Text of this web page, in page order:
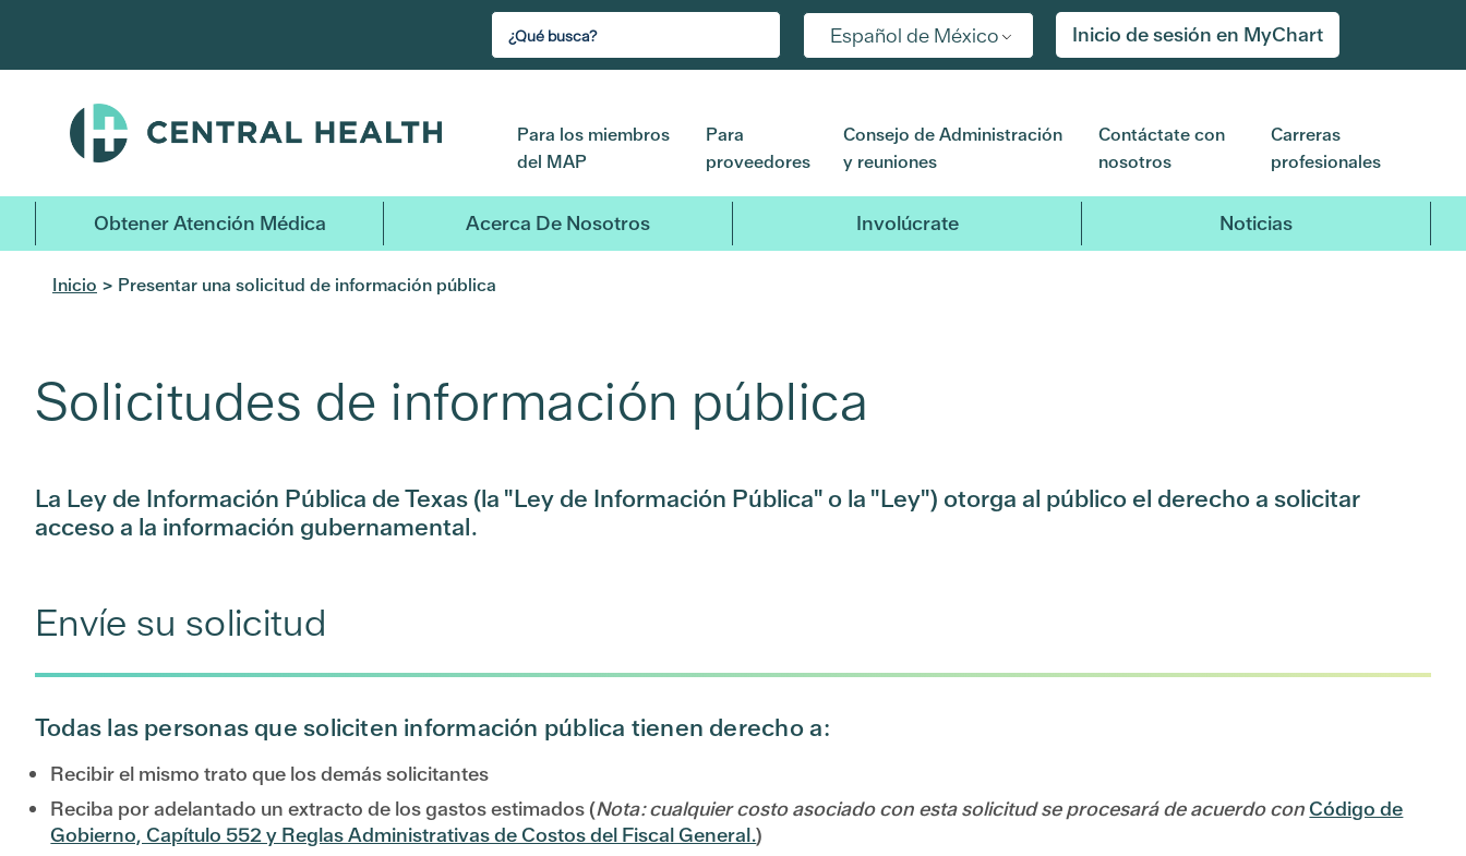
contenido
Español de México Inicio de sesión en MyChart
Para los miembros
del MAP
Para
proveedores
Consejo de Administración
y reuniones
Contáctate con
nosotros
Carreras
profesionales
Obtener Atención Médica Acerca De Nosotros Involúcrate Noticias
Inicio > Presentar una solicitud de información pública
Solicitudes de información pública
La Ley de Información Pública de Texas (la "Ley de Información Pública" o la "Ley") otorga al público el derecho a solicitar
acceso a la información gubernamental.
Envíe su solicitud
Todas las personas que soliciten información pública tienen derecho a:
Recibir el mismo trato que los demás solicitantes
Reciba por adelantado un extracto de los gastos estimados (Nota: cualquier costo asociado con esta solicitud se procesará de acuerdo conCódigo de
Gobierno, Capítulo 552 y Reglas Administrativas de Costos del Fiscal General.)